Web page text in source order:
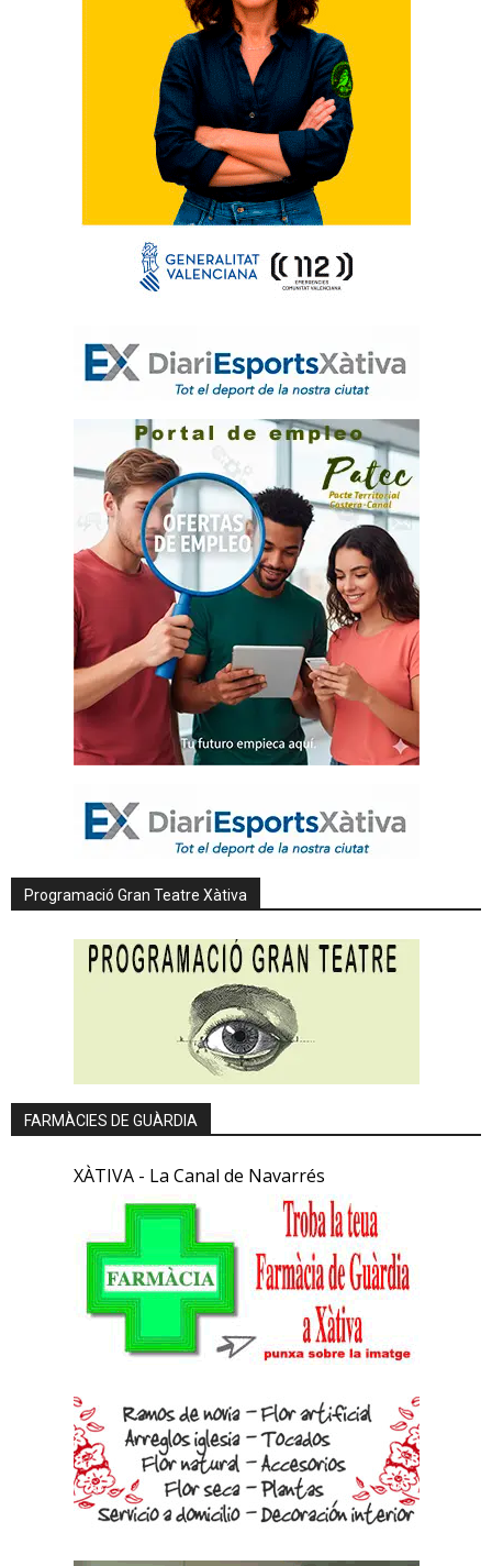
Programació Gran Teatre Xàtiva
FARMÀCIES DE GUÀRDIA
XÀTIVA - La Canal de Navarrés